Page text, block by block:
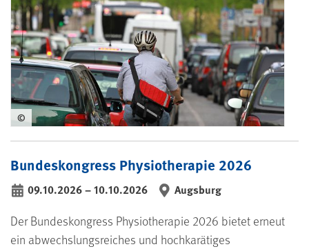
©
Bundeskongress Physiotherapie 2026
09.10.2026–10.10.2026 Augsburg
Der Bundeskongress Physiotherapie 2026 bietet erneut
ein abwechslungsreiches und hochkarätiges